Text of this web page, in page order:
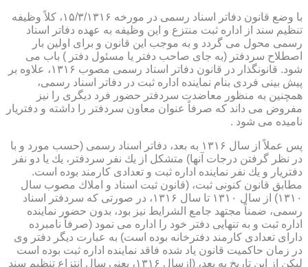
با وضع قانون دفاتر اسناد رسمی در مورخه ۱۵/۳/۱۳۱۶، كلاً وظیفه
تنظیم سند از اداره ثبت منتزع و این وظیفه به عهده دفاتر اسناد
رسمی محول می گردد و به موجب این قانون و برای اولین بار
اصطلاح سردفتر (به جای صاحب دفتر یا مسئول دفتر ) باب می
شود. قانونگذار در قانون دفاتر اسناد رسمی مصوب ۱۳۱۶، علاوه بر
پیش بینی فردی بنام نماینده اداره ثبت در دفاتر اسناد رسمی،
همچنین به منظور معاضدت سردفتر حضور فرد دیگری را نیز
مفروض می داند كه صرفاً عنوان معاون سردفتر را داشته و دفتریار
نامیده می شود .
پس عملاً از سال ۱۳۱۶ به بعد، دفاتر اسناد رسمی (حسب مورد و با
در نظر گرفتن درجات آنها) متشكل از یك نفر سردفتر، یك یا دو نفر
دفتریار و یك نفر نماینده اداره ثبت و تعدادی كارمند بوده است.
مطابق قانون كنونی ثبت، (قانون ثبت اسناد و املاك مصوب سال
۱۳۱۰) از سال ۱۳۱۰ تا سال ۱۳۱۶، در صورتی كه سردفتر اسناد
رسمی، ضمناً مجتهد جامع الشرایط نیز بود، بدون حضور نماینده
اداره ثبت و به تنهایی دفتر خود را اداره می نمود (صرفاً نامبرده
دارای تعدادی كارمند دفترخانه بوده است) به عبارت دیگر دفتر وی
در زمان حاكمیت قانون یاد شده فاقد نماینده اداره ثبت بوده است
لیكن از این تاریخ به بعد، (ازسال ۱۳۱۶، یعنی سال انتزاع تنظیم سند